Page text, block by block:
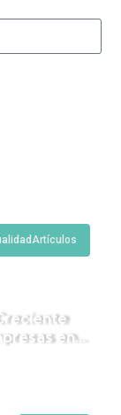
Artículos
en